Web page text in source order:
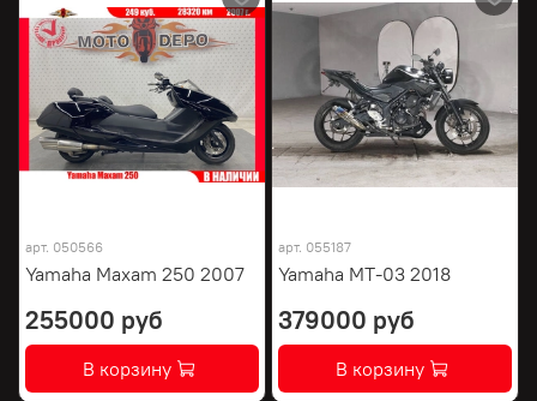
арт. 050566
Yamaha Maxam 250 2007
255000 руб
В корзину
арт. 055187
Yamaha MT-03 2018
379000 руб
В корзину